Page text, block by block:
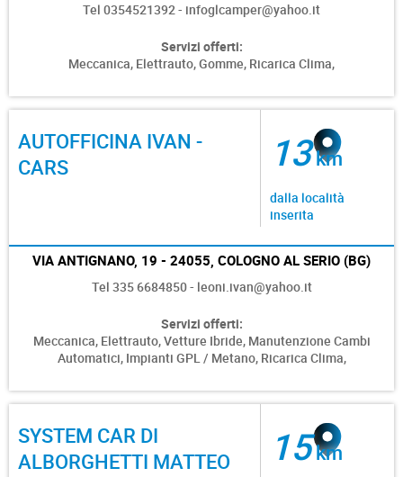
Tel 0354521392 - infoglcamper@yahoo.it
Servizi offerti:
Meccanica, Elettrauto,Gomme, Ricarica Clima,
AUTOFFICINA IVAN -
CARS
13km
dalla località
inserita
VIA ANTIGNANO, 19 - 24055, COLOGNO AL SERIO (BG)
Tel 335 6684850 - leoni.ivan@yahoo.it
Servizi offerti:
Meccanica, Elettrauto,Vetture Ibride, Manutenzione Cambi
Automatici, Impianti GPL / Metano, Ricarica Clima,
SYSTEM CAR DI
ALBORGHETTI MATTEO
15km